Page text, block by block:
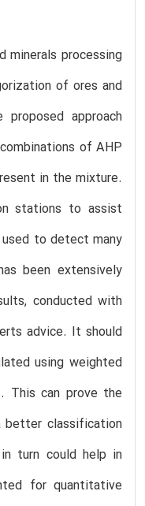
minerals processing
of ores and
approach
of AHP
in the mixture.
stations to assist
to detect many
been extensively
conducted with
advice. It should
using weighted
This can prove the
better classification
turn could help in
for quantitative